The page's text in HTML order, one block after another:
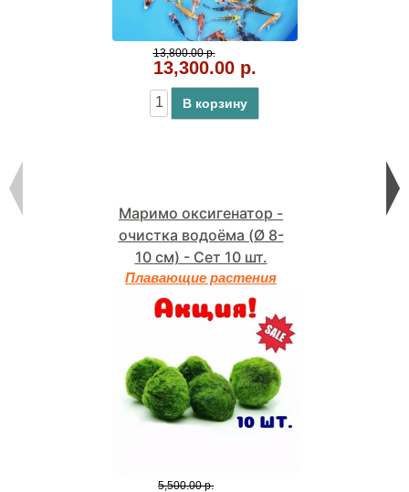
13,800.00 р.
13,300.00 р.
В корзину
Маримо оксигенатор -
очистка водоёма (Ø 8-
10 см) - Сет 10 шт.
Плавающие растения
5,500.00 р.